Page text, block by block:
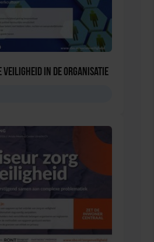
Veiligheid in de Organisatie